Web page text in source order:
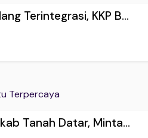
Terintegrasi, KKP B...
Terpercaya
Tanah Datar, Minta...